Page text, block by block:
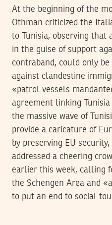
At the beginning of the
Othman criticized the
to Tunisia, observing that
in the guise of support
contraband, could only
against clandestine
«patrol vessels
agreement linking
the massive wave of
provide a caricature of
by preserving EU
addressed a cheering
earlier this week, calling
the Schengen Area and
to put an end to social